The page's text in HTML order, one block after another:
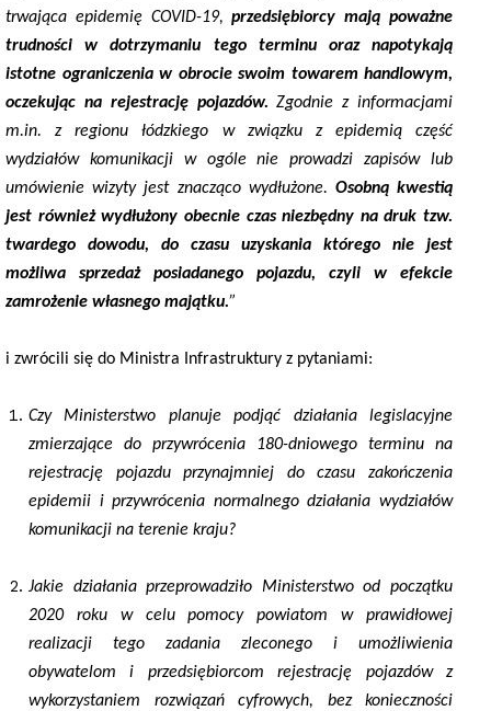
trwająca epidemię COVID-19,przedsiębiorcy mają poważne
trudności w dotrzymaniu tego terminu oraz napotykają
istotne ograniczenia w obrocie swoim towarem handlowym,
oczekując na rejestrację pojazdów. Zgodnie z informacjami
m.in. z regionu łódzkiego w związku z epidemią część
wydziałów komunikacji w ogóle nie prowadzi zapisów lub
umówienie wizyty jest znacząco wydłużone. Osobną kwestią
jest również wydłużony obecnie czas niezbędny na druk tzw.
twardego dowodu, do czasu uzyskania którego nie jest
możliwa sprzedaż posiadanego pojazdu, czyli w efekcie
zamrożenie własnego majątku.”
i zwrócili się do Ministra Infrastruktury z pytaniami:
Czy Ministerstwo planuje podjąć działania legislacyjne
zmierzające do przywrócenia 180-dniowego terminu na
rejestrację pojazdu przynajmniej do czasu zakończenia
epidemii i przywrócenia normalnego działania wydziałów
komunikacji na terenie kraju?
Jakie działania przeprowadziło Ministerstwo od początku
2020 roku w celu pomocy powiatom w prawidłowej
realizacji tego zadania zleconego i umożliwienia
obywatelom i przedsiębiorcom rejestrację pojazdów z
wykorzystaniem rozwiązań cyfrowych, bez konieczności